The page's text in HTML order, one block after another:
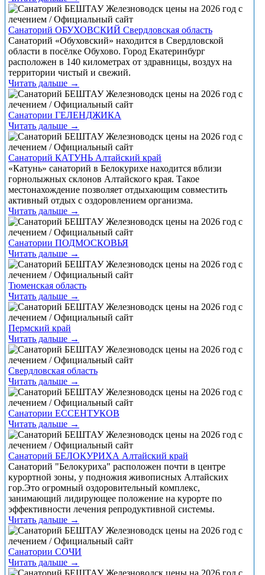
Санаторий ОБУХОВСКИЙ Свердловская область
Санаторий «Обуховский» находится в Свердловской
области в посёлке Обухово. Город Екатеринбург
расположен в 140 километрах от здравницы, воздух на
территории чистый и свежий.
Читать дальше →
Санатории ГЕЛЕНДЖИКА
Читать дальше →
Санаторий КАТУНЬ Алтайский край
«Катунь» санаторий в Белокурихе находится вблизи
горнолыжных склонов Алтайского края. Такое
местонахождение позволяет отдыхающим совместить
активный отдых с оздоровлением организма.
Читать дальше →
Санатории ПОДМОСКОВЬЯ
Читать дальше →
Тюменская область
Читать дальше →
Пермский край
Читать дальше →
Свердловская область
Читать дальше →
Санатории ЕССЕНТУКОВ
Читать дальше →
Санаторий БЕЛОКУРИХА Алтайский край
Санаторий "Белокуриха" расположен почти в центре
курортной зоны, у подножия живописных Алтайских
гор.Это огромный оздоровительный комплекс,
занимающий лидирующее положение на курорте по
эффективности лечения репродуктивной системы.
Читать дальше →
Санатории СОЧИ
Читать дальше →